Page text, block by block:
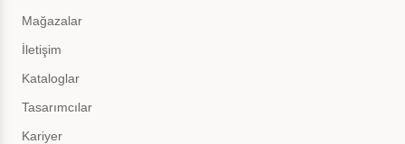
Mağazalar
İletişim
Kataloglar
Tasarımcılar
Kariyer